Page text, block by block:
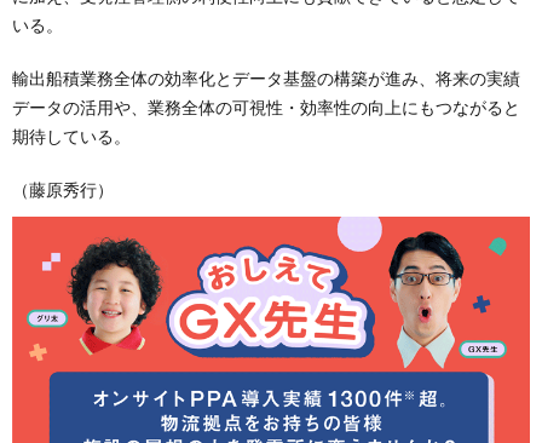
いる。
輸出船積業務全体の効率化とデータ基盤の構築が進み、将来の実績
データの活用や、業務全体の可視性・効率性の向上にもつながると
期待している。
（藤原秀行）